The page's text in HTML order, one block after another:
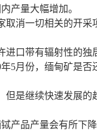
产量大幅增加。
一切相关的开
带有辐射性的独
份，缅甸矿是
继续快速发展的
品产量会有所下降